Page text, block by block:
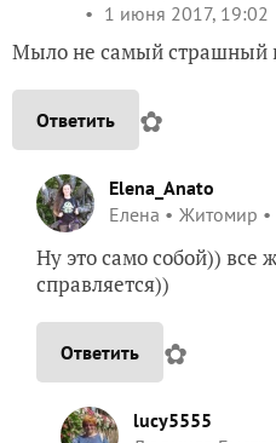
1 июня 2017, 19:02
Мыло не самый страшный
Ответить ✿
Elena_Anato
Елена
Житомир
Ну это само собой)) все
справляется))
Ответить ✿
lucy5555